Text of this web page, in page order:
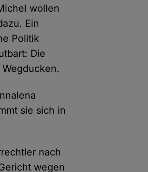
wollen
Ein
Politik
Die
sie sich in
nach
wegen